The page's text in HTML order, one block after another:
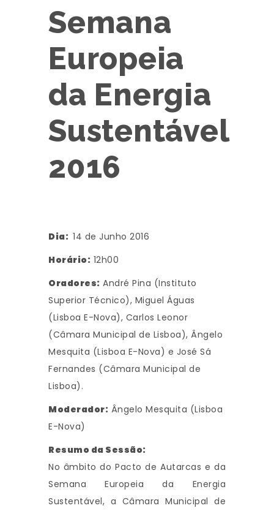
Semana
Europeia
da Energia
Sustentável
2016
Dia: 14 de Junho 2016
Horário: 12h00
Oradores: André Pina (Instituto
Superior Técnico), Miguel Águas
(Lisboa E-Nova), Carlos Leonor
(Câmara Municipal de Lisboa), Ângelo
Mesquita (Lisboa E-Nova) e José Sá
Fernandes (Câmara Municipal de
Lisboa).
Moderador: Ângelo Mesquita (Lisboa
E-Nova)
Resumo da Sessão:
No âmbito do Pacto de Autarcas e da
Semana Europeia da Energia
Sustentável, a Câmara Municipal de